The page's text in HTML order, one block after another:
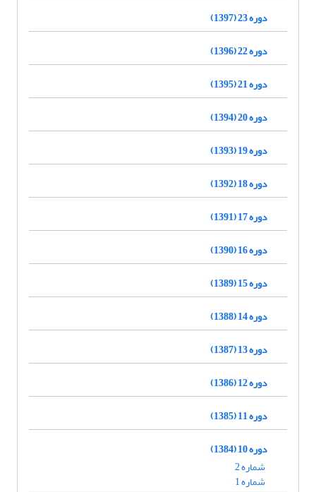
دوره 23 (1397)
دوره 22 (1396)
دوره 21 (1395)
دوره 20 (1394)
دوره 19 (1393)
دوره 18 (1392)
دوره 17 (1391)
دوره 16 (1390)
دوره 15 (1389)
دوره 14 (1388)
دوره 13 (1387)
دوره 12 (1386)
دوره 11 (1385)
دوره 10 (1384)
شماره 2
شماره 1